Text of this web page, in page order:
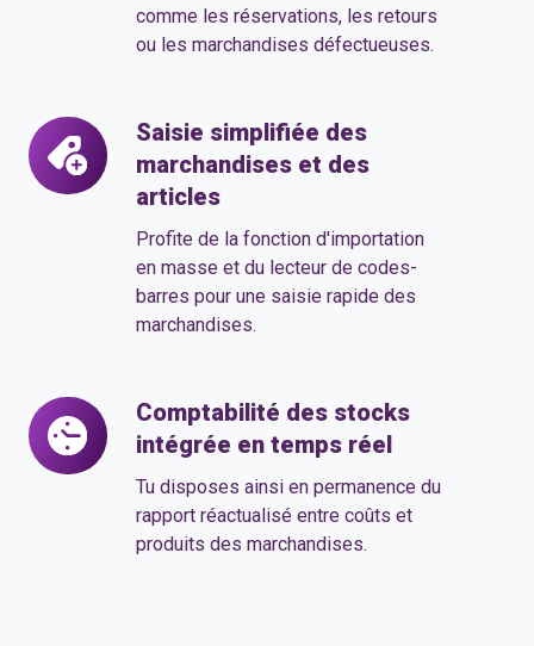
comme les réservations, les retours
ou les marchandises défectueuses.
spécifiques
Saisie simplifiée des
marchandises et des
articles
Profite de la fonction d'importation
en masse et du lecteur de codes-
barres pour une saisie rapide des
marchandises.
Saisie
simplifiée
des
marchandises
Comptabilité des stocks
intégrée en temps réel
Tu disposes ainsi en permanence du
rapport réactualisé entre coûts et
produits des marchandises.
Comptabilité
des
stocks